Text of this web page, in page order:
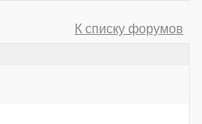
К списку форумов